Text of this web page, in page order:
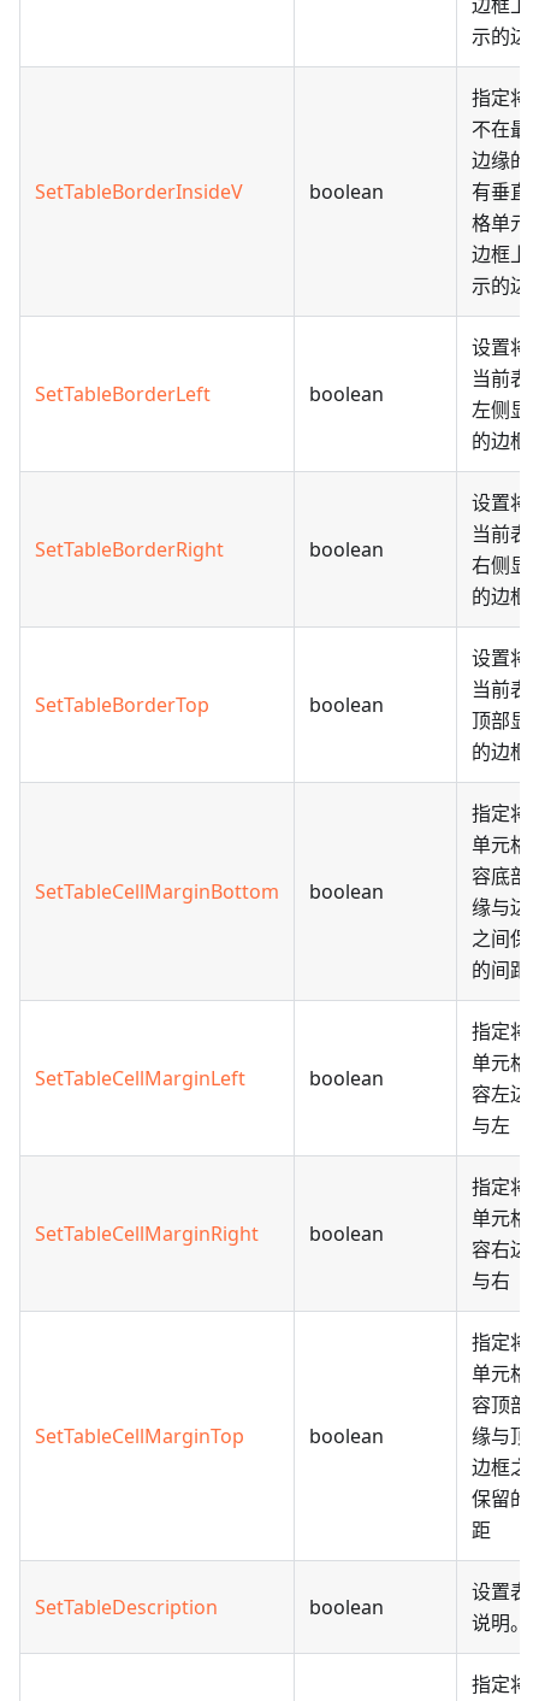
示的边
SetTableBorderInsideV boolean
指定将
不在最
边缘的
有垂直
格单元
边框上
示的边
SetTableBorderLeft boolean
设置将
当前表
左侧显
的边框
SetTableBorderRight boolean
设置将
当前表
右侧显
的边框
SetTableBorderTop boolean
设置将
当前表
顶部显
的边框
SetTableCellMarginBottom boolean
指定将
单元格
容底部
缘与边
之间保
的间距
SetTableCellMarginLeft boolean
指定将
单元格
容左边
与左
SetTableCellMarginRight boolean
指定将
单元格
容右边
与右
SetTableCellMarginTop boolean
指定将
单元格
容顶部
缘与顶
边框之
保留的
距
SetTableDescription boolean
设置表
说明。
指定将